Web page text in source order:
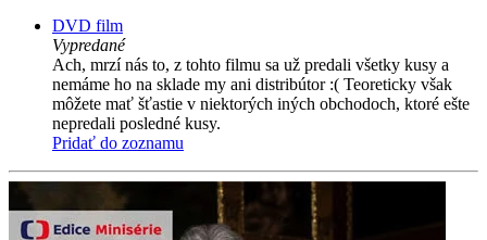
DVD film
Vypredané
Ach, mrzí nás to, z tohto filmu sa už predali všetky kusy a
nemáme ho na sklade my ani distribútor :( Teoreticky však
môžete mať šťastie v niektorých iných obchodoch, ktoré ešte
nepredali posledné kusy.
Pridať do zoznamu